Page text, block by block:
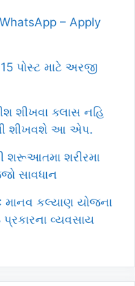
– Apply
પોસ્ટ માટે અરજી
શીખવા ક્લાસ નહિ
શીખવશે આ એપ.
શરૂઆતમા શરીરમા
સાવધાન
માનવ કલ્યાણ યોજના
વ્યવસાય